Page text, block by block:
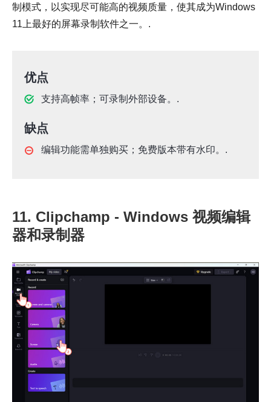
制模式，以实现尽可能高的视频质量，使其成为Windows
11上最好的屏幕录制软件之一。.
优点
支持高帧率；可录制外部设备。.
缺点
编辑功能需单独购买；免费版本带有水印。.
11. Clipchamp - Windows 视频编辑
器和录制器